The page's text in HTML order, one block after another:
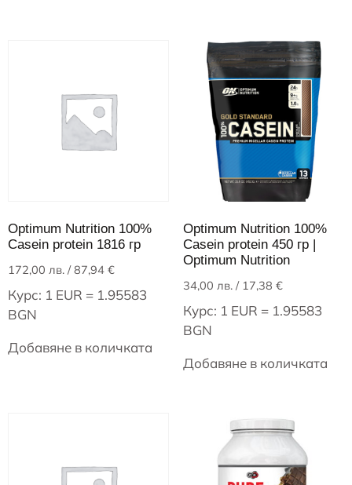
Optimum Nutrition 100%
Casein protein 1816 гр
172,00 лв. / 87,94 €
Курс: 1 EUR = 1.95583
BGN
Добавяне в количката
Optimum Nutrition 100%
Casein protein 450 гр |
Optimum Nutrition
34,00 лв./ 17,38 €
Курс: 1 EUR = 1.95583
BGN
Добавяне в количката